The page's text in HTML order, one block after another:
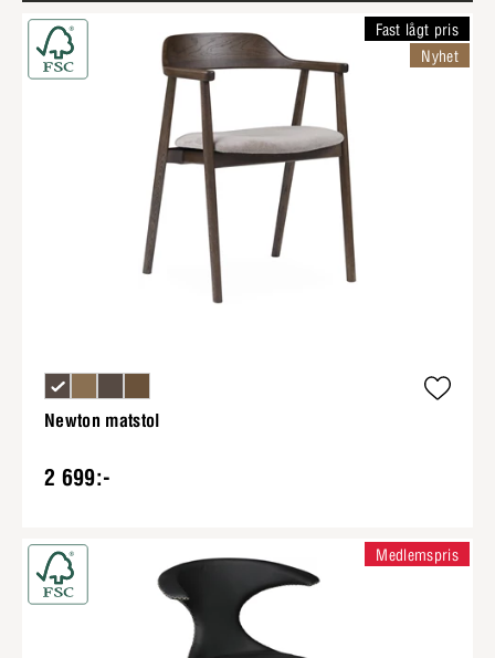
Newton matstol
2 699:-
Fast lågt pris
Nyhet
Medlemspris